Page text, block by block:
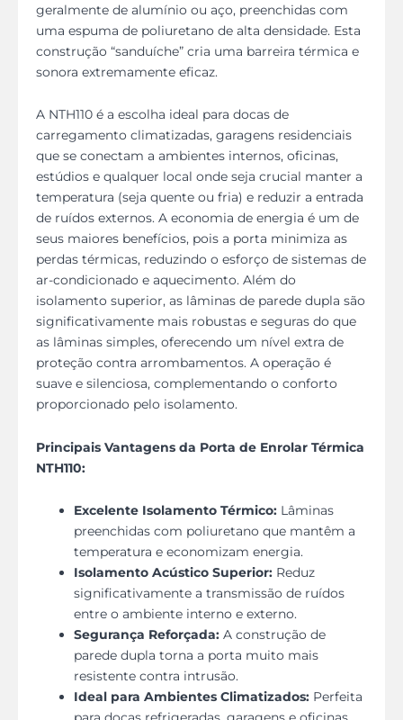
geralmente de alumínio ou aço, preenchidas com
uma espuma de poliuretano de alta densidade. Esta
construção “sanduíche” cria uma barreira térmica e
sonora extremamente eficaz.
A NTH110 é a escolha ideal para docas de
carregamento climatizadas, garagens residenciais
que se conectam a ambientes internos, oficinas,
estúdios e qualquer local onde seja crucial manter a
temperatura (seja quente ou fria) e reduzir a entrada
de ruídos externos. A economia de energia é um de
seus maiores benefícios, pois a porta minimiza as
perdas térmicas, reduzindo o esforço de sistemas de
ar-condicionado e aquecimento. Além do
isolamento superior, as lâminas de parede dupla são
significativamente mais robustas e seguras do que
as lâminas simples, oferecendo um nível extra de
proteção contra arrombamentos. A operação é
suave e silenciosa, complementando o conforto
proporcionado pelo isolamento.
Principais Vantagens da Porta de Enrolar Térmica
NTH110:
Excelente Isolamento Térmico: Lâminas
preenchidas com poliuretano que mantêm a
temperatura e economizam energia.
Isolamento Acústico Superior: Reduz
significativamente a transmissão de ruídos
entre o ambiente interno e externo.
Segurança Reforçada: A construção de
parede dupla torna a porta muito mais
resistente contra intrusão.
Ideal para Ambientes Climatizados: Perfeita